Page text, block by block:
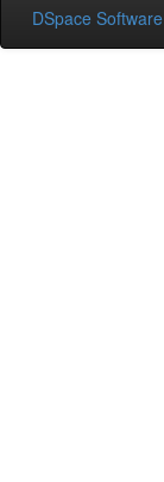
DSpace Software